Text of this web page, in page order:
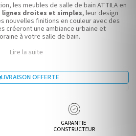
les meubles de salle de bain ATTILA en
lignes droites et simples, leur design
nouvelles finitions en couleur avec des
créeront une ambiance urbaine et
à votre salle de bain.
Lire la suite
LIVRAISON OFFERTE
GARANTIE
CONSTRUCTEUR